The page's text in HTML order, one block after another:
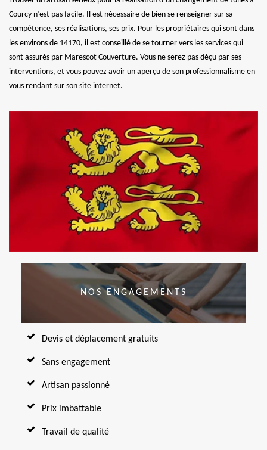
Courcy n’est pas facile. Il est nécessaire de bien se renseigner sur sa
compétence, ses réalisations, ses prix. Pour les propriétaires qui sont dans
les environs de 14170, il est conseillé de se tourner vers les services qui
sont assurés par Marescot Couverture. Vous ne serez pas déçu par ses
interventions, et vous pouvez avoir un aperçu de son professionnalisme en
vous rendant sur son site internet.
NOS ENGAGEMENTS
Devis et déplacement gratuits
Sans engagement
Artisan passionné
Prix imbattable
Travail de qualité